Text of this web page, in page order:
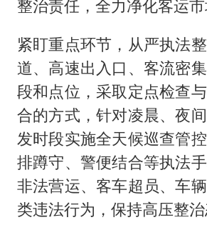
整治责任，全力净化客运市
紧盯重点环节，从严执法
道、高速出入口、客流密
段和点位，采取定点检查
合的方式，针对凌晨、夜
发时段实施全天候巡查管
排蹲守、警便结合等执法
非法营运、客车超员、车
类违法行为，保持高压整治